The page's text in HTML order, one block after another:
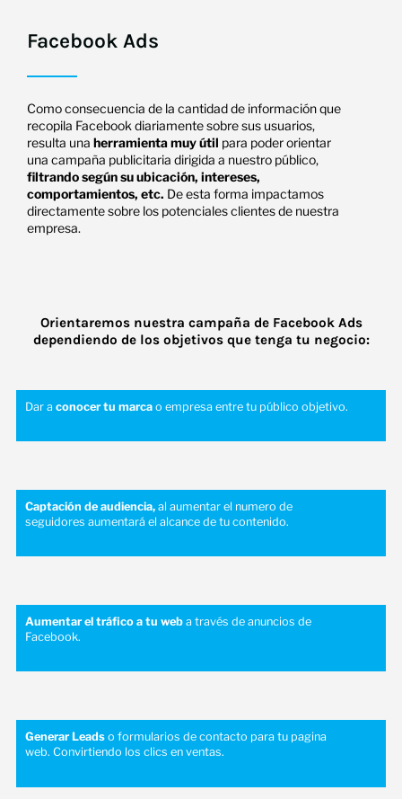
Facebook Ads
Como consecuencia de la cantidad de información que
recopila Facebook diariamente sobre sus usuarios,
resulta una herramienta muy útil para poder orientar
una campaña publicitaria dirigida a nuestro público,
filtrando según su ubicación, intereses,
comportamientos, etc. De esta forma impactamos
directamente sobre los potenciales clientes de nuestra
empresa.
Orientaremos nuestra campaña de Facebook Ads
dependiendo de los objetivos que tenga tu negocio:
Dar a conocer tu marcao empresa entre tu público objetivo.
Captación de audiencia,al aumentar el numero de
seguidores aumentará el alcance de tu contenido.
Aumentar el tráfico a tu weba través de anuncios de
Facebook.
Generar Leadso formularios de contacto para tu pagina
web. Convirtiendo los clics en ventas.